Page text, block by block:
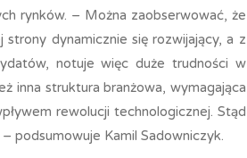
rynków. – Można zaobserwować, że
strony dynamicznie się rozwijający, a z
notuje więc duże trudności w
inna struktura branżowa, wymagająca
rewolucji technologicznej. Stąd
podsumowuje Kamil Sadowniczyk.